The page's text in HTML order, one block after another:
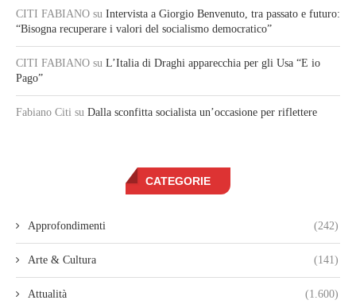
CITI FABIANO su Intervista a Giorgio Benvenuto, tra passato e futuro:
“Bisogna recuperare i valori del socialismo democratico”
CITI FABIANO su L’Italia di Draghi apparecchia per gli Usa “E io
Pago”
Fabiano Citi su Dalla sconfitta socialista un’occasione per riflettere
CATEGORIE
Approfondimenti (242)
Arte & Cultura (141)
Attualità (1.600)